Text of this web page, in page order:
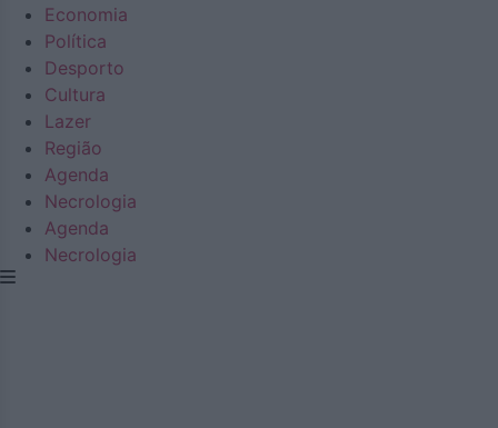
Economia
Política
Desporto
Cultura
Lazer
Região
Agenda
Necrologia
Agenda
Necrologia